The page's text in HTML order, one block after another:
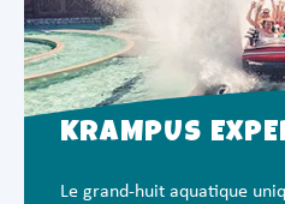
KRAMPUS
Le grand-huit aquatique